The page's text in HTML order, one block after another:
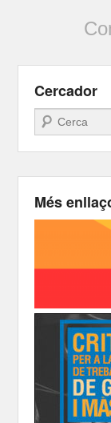
Cercador
Search
Més